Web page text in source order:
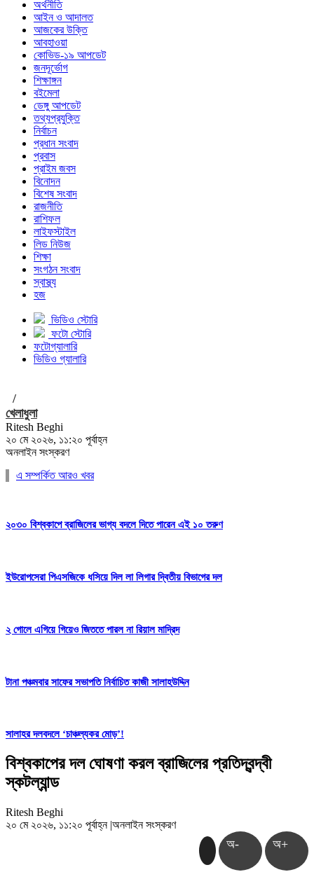
অর্থনীতি
আইন ও আদালত
আজকের উক্তি
আবহাওয়া
কোভিড-১৯ আপডেট
জনদূর্ভোগ
শিক্ষাঙ্গন
বইমেলা
ডেঙ্গু আপডেট
তথ্যপ্রযুক্তি
নির্বাচন
প্রধান সংবাদ
প্রবাস
প্রাইম জবস
বিনোদন
বিশেষ সংবাদ
রাজনীতি
রাশিফল
লাইফস্টাইল
লিড নিউজ
শিক্ষা
সংগঠন সংবাদ
স্বাস্থ্য
হজ
ভিডিও স্টোরি
ফটো স্টোরি
ফটোগ্যালারি
ভিডিও গ্যালারি
/
খেলাধুলা
Ritesh Beghi
২০ মে ২০২৬, ১১:২০ পূর্বাহ্ন
অনলাইন সংস্করণ
এ সম্পর্কিত আরও খবর
২০৩০ বিশ্বকাপে ব্রাজিলের ভাগ্য বদলে দিতে পারেন এই ১০ তরুণ
ইউরোপসেরা পিএসজিকে ধসিয়ে দিল লা লিগার দ্বিতীয় বিভাগের দল
২ গোলে এগিয়ে গিয়েও জিততে পারল না রিয়াল মাদ্রিদ
টানা পঞ্চমবার সাফের সভাপতি নির্বাচিত কাজী সালাহউদ্দিন
সালাহর দলবদলে ‘চাঞ্চল্যকর মোড়’!
বিশ্বকাপের দল ঘোষণা করল ব্রাজিলের প্রতিদ্বন্দ্বী
স্কটল্যান্ড
Ritesh Beghi
২০ মে ২০২৬, ১১:২০ পূর্বাহ্ন |অনলাইন সংস্করণ
অ- অ+